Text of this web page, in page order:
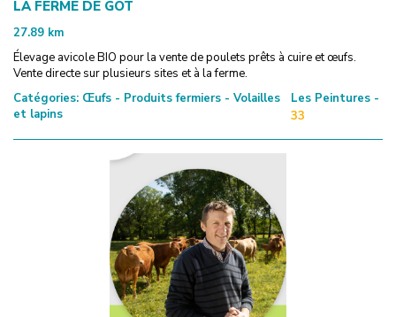
LA FERME DE GOT
27.89 km
Élevage avicole BIO pour la vente de poulets prêts à cuire et œufs.
Vente directe sur plusieurs sites et à la ferme.
Catégories: Œufs - Produits fermiers - Volailles
et lapins
Les Peintures -
33